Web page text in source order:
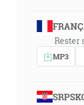
Rester
MP3